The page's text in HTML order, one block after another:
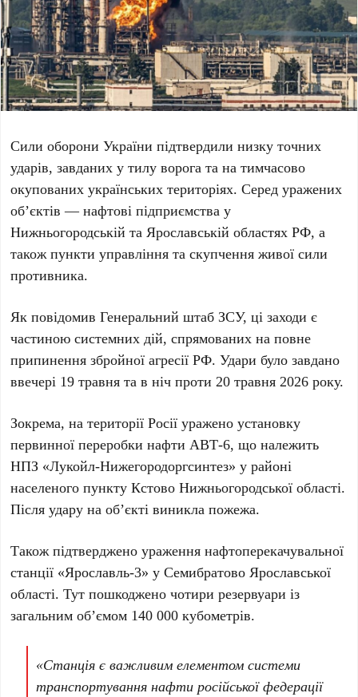
Сили оборони України підтвердили низку точних
ударів, завданих у тилу ворога та на тимчасово
окупованих українських територіях. Серед уражених
об’єктів — нафтові підприємства у
Нижньогородській таЯрославській областях РФ, а
також пункти управління та скупчення живої сили
противника.
Як повідомивГенеральний штаб ЗСУ, ці заходи є
частиною системних дій, спрямованих на повне
припинення збройної агресії РФ. Удари було завдано
ввечері 19 травня та в ніч проти20 травня 2026 року.
Зокрема, на території Росії уражено установку
первинної переробки нафтиАВТ-6, що належить
НПЗ «Лукойл-Нижегородоргсинтез» у районі
населеного пунктуКстово Нижньогородської області.
Після удару на об’єкті виникла пожежа.
Також підтверджено ураження нафтоперекачувальної
станції «Ярославль-3» уСемибратово Ярославської
області. Тут пошкодженочотири резервуари із
загальним об’ємом 140 000 кубометрів.
«Станція є важливим елементом системи
транспортування нафти російської федерації